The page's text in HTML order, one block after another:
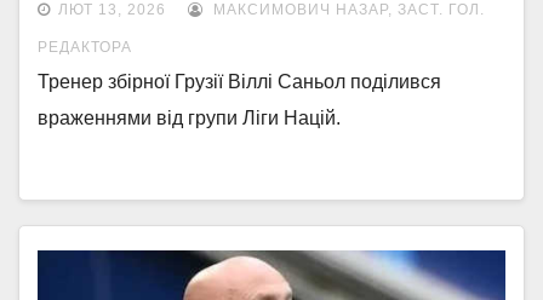
ЛЮТ 13, 2026 МАКСИМОВИЧ НАЗАР, ЗАСТ. ГОЛ.
РЕДАКТОРА
Тренер збірної Грузії Віллі Саньол поділився
враженнями від групи Ліги Націй.